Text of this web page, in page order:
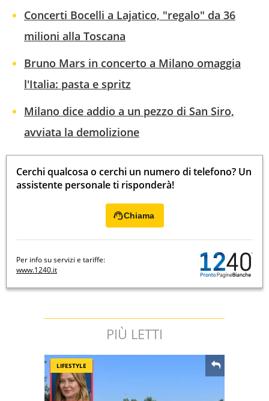
Concerti Bocelli a Lajatico, "regalo" da 36
milioni alla Toscana
Bruno Mars in concerto a Milano omaggia
l'Italia: pasta e spritz
Milano dice addio a un pezzo di San Siro,
avviata la demolizione
Cerchi qualcosa o cerchi un numero di telefono? Un
assistente personale ti risponderà!
Chiama
Per info su servizi e tariffe:
www.1240.it
PIÙ LETTI
LIFESTYLE